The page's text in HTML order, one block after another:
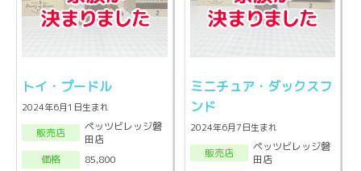
トイ・プードル
2024年6月1日生まれ
販売店
ペッツビレッジ磐
田店
価格
85,800
ミニチュア・ダックスフ
ンド
2024年6月7日生まれ
販売店
ペッツビレッジ磐
田店